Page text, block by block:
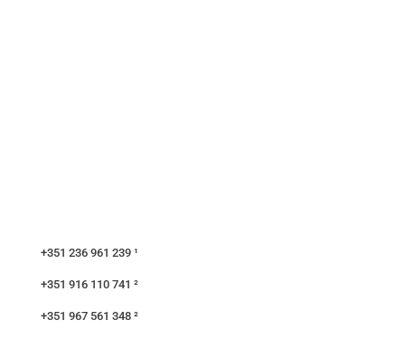
+351 236 961 239 ¹
+351 916 110 741 ²
+351 967 561 348 ²